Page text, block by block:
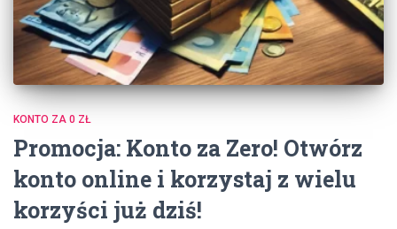
KONTO ZA 0 ZŁ
Promocja: Konto za Zero! Otwórz
konto online i korzystaj z wielu
korzyści już dziś!